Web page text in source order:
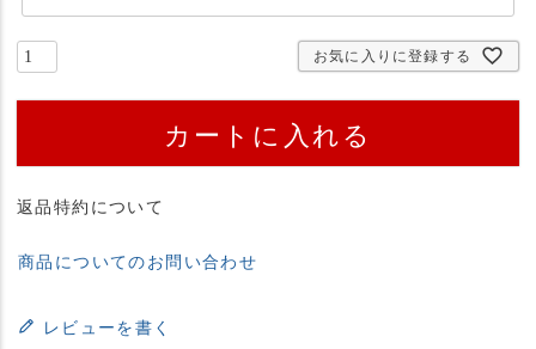
お気に入りに登録する
カートに入れる
返品特約について
商品についてのお問い合わせ
レビューを書く